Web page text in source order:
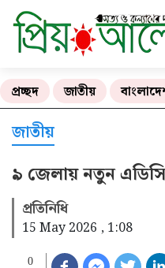
প্রচ্ছদ জাতীয়
জাতীয়
৯ জেলায় নতুন
প্রতিনিধি
15 May 2026 , 1:08
0